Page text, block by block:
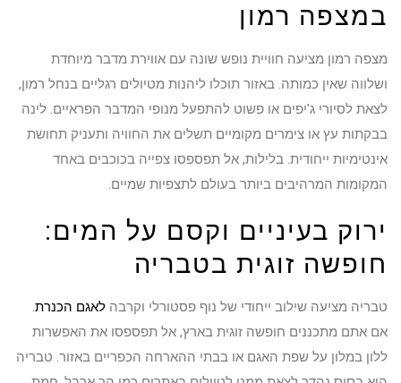
במצפה רמון
מצפה רמון מציעה חוויית נופש שונה עם אווירת מדבר מיוחדת
ושלווה שאין כמותה. באזור תוכלו ליהנות מטיולים רגליים בנחל רמון,
לצאת לסיורי ג'יפים או פשוט להתפעל מנופי המדבר הפראיים. לינה
בבקתות עץ או צימרים מקומיים תשלים את החוויה ותעניק תחושת
אינטימיות ייחודית. בלילות, אל תפספסו צפייה בכוכבים באחד
המקומות המרהיבים ביותר בעולם לתצפיות שמיים.
ירוק בעיניים וקסם על המים:
חופשה זוגית בטבריה
טבריה מציעה שילוב ייחודי של נוף פסטורלי וקרבה לאגם הכנרת.
אם אתם מתכננים חופשה זוגית בארץ, אל תפספסו את האפשרות
ללון במלון על שפת האגם או בבתי ההארחה הכפריים באזור. טבריה